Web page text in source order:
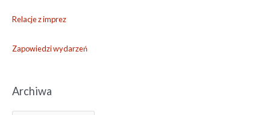
Relacje z imprez
Zapowiedzi wydarzeń
Archiwa